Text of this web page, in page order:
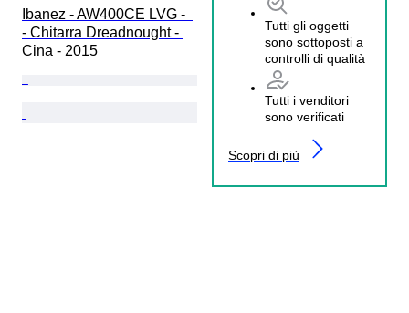
Tutti gli oggetti
sono sottoposti a
controlli di qualità
Tutti i venditori
sono verificati
Scopri di più
Ibanez - AW400CE LVG -
- Chitarra Dreadnought -
Cina - 2015